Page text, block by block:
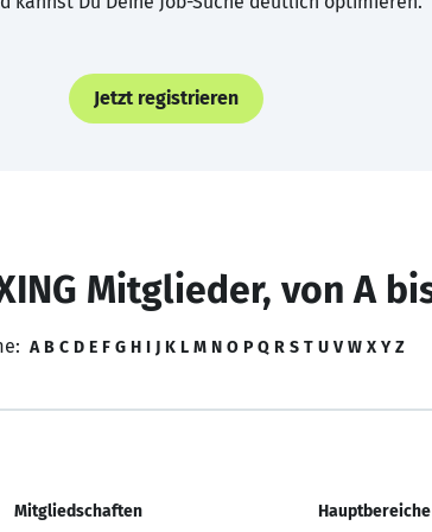
Jetzt registrieren
Mitglieder, von A
A B C D E F G H I J K L M N O P Q R S T U V W X Y Z
Mitgliedschaften Hauptbereiche